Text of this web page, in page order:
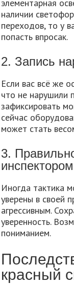
элементарная
наличии
переходов, то у
попасть впросак.
2. Запись
Если вас всё же
что не нарушили
зафиксировать
сейчас
может стать
3.
инспектором
Иногда тактика
уверены в своей
агрессивным.
уверенность.
пониманием.
красный